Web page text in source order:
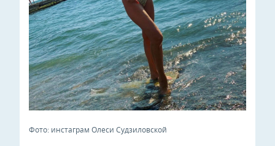
Фото: инстаграм Олеси Судзиловской